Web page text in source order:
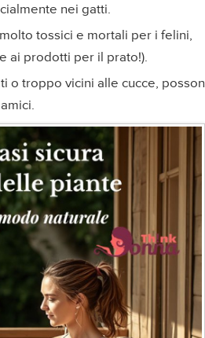
nei gatti.
tossici e mortali per i felini,
ai prodotti per il prato!).
o troppo vicini alle cucce,